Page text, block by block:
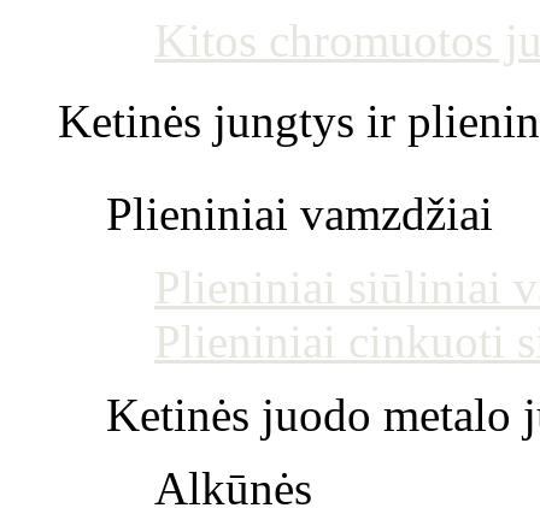
Kitos chromuotos
Ketinės jungtys ir
Plieniniai vamzdžiai
Plieniniai siūliniai
Plieniniai cinkuoti
Ketinės juodo metalo
Alkūnės